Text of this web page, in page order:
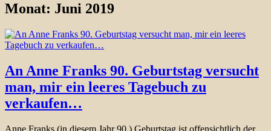
Monat: Juni 2019
An Anne Franks 90. Geburtstag versucht
man, mir ein leeres Tagebuch zu
verkaufen…
Anne Franks (in diesem Jahr 90.) Geburtstag ist offensichtlich der